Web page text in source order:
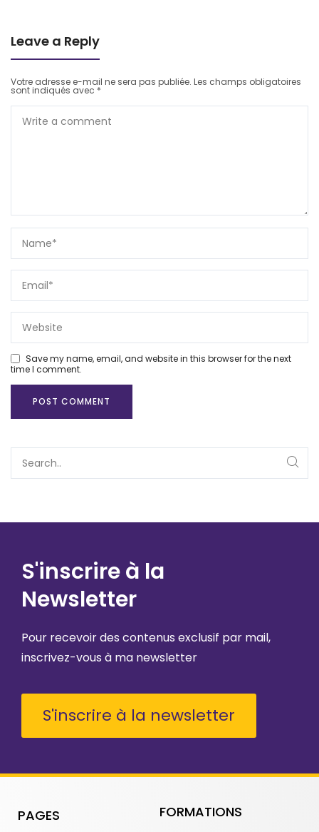
Leave a Reply
Votre adresse e-mail ne sera pas publiée. Les champs obligatoires
sont indiqués avec *
Save my name, email, and website in this browser for the next
time I comment.
S'inscrire à la
Newsletter
Pour recevoir des contenus exclusif par mail,
inscrivez-vous à ma newsletter
S'inscrire à la newsletter
PAGES FORMATIONS